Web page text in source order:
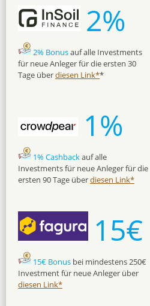
2%
2% Bonusauf alle Investments
für neue Anleger für die ersten 30
Tage überdiesen Link**
1%
1% Cashbackauf alle
Investments für neue Anleger für die
ersten 90 Tage überdiesen Link*
15€
15€ Bonus bei mindestens 250€
Investment für neue Anleger über
diesen Link*